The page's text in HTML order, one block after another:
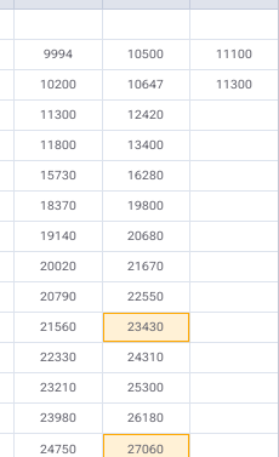
9994 10500 11100
10200 10647 11300
11300 12420
11800 13400
15730 16280
18370 19800
19140 20680
20020 21670
20790 22550
21560 23430
22330 24310
23210 25300
23980 26180
24750 27060